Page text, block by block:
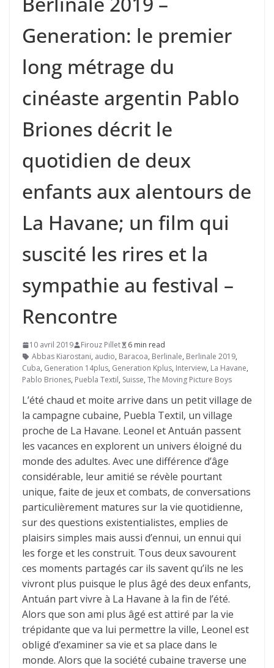
Generation: le premier
long métrage du
cinéaste argentin Pablo
Briones décrit le
quotidien de deux
enfants aux alentours de
La Havane; un film qui
suscité les rires et la
sympathie au festival –
Rencontre
10 avril 2019 Firouz Pillet
6 min read
Abbas Kiarostani, audio, Baracoa, Berlinale, Berlinale 2019,
Cuba, Generation 14plus, Generation Kplus, Interview, La Havane,
Pablo Briones, Puebla Textil, Suisse, The Moving Picture Boys
L’été chaud et moite arrive dans un petit village de
la campagne cubaine, Puebla Textil, un village
proche de La Havane. Leonel et Antuán passent
les vacances en explorent un univers éloigné du
monde des adultes. Avec une différence d’âge
considérable, leur amitié se révèle pourtant
unique, faite de jeux et combats, de conversations
particulièrement matures sur la vie quotidienne,
sur des questions existentialistes, emplies de
plaisirs simples mais aussi d’ennui, un ennui qui
les forge et les construit. Tous deux savourent
ces moments partagés car ils savent qu’ils ne les
vivront plus puisque le plus âgé des deux enfants,
Antuán part vivre à La Havane à la fin de l’été.
Alors que son ami plus âgé est attiré par la vie
trépidante que va lui permettre la ville, Leonel est
obligé d’examiner sa vie et sa place dans le
monde. Alors que la société cubaine traverse une